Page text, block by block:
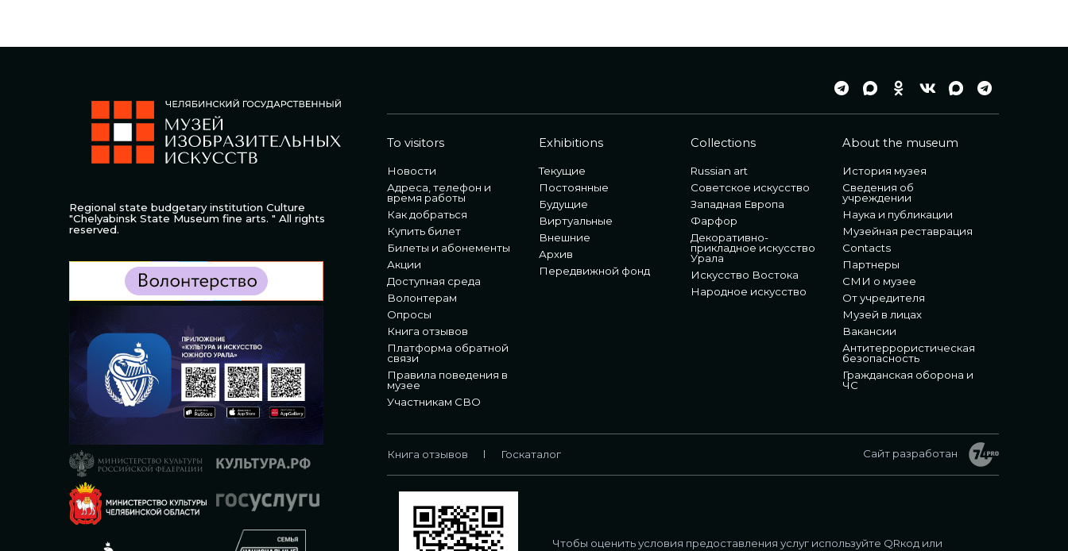
Regional state budgetary institution Culture
"Chelyabinsk State Museum fine arts. " All rights
reserved.
To visitors
Новости
Адреса, телефон и
время работы
Как добраться
Купить билет
Билеты и абонементы
Акции
Доступная среда
Волонтерам
Опросы
Книга отзывов
Платформа обратной
связи
Правила поведения в
музее
Участникам СВО
Exhibitions
Текущие
Постоянные
Будущие
Виртуальные
Внешние
Архив
Передвижной фонд
Collections
Russian art
Советское искусство
Западная Европа
Фарфор
Декоративно-
прикладное искусство
Урала
Искусство Востока
Народное искусство
About the museum
История музея
Сведения об
учреждении
Наука и публикации
Музейная реставрация
Contacts
Партнеры
СМИ о музее
От учредителя
Музей в лицах
Вакансии
Антитеррористическая
безопасность
Гражданская оборона и
ЧС
Сайт разработан
Книга отзывов Госкаталог
Чтобы оценить условия предоставления услуг используйте QRкод или